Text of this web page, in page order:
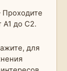
до C2.
для